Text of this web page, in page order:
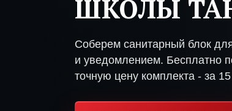
ШКОЛЫ
Соберем санитарный блок
и уведомлением. Бесплатно
точную цену комплекта - за